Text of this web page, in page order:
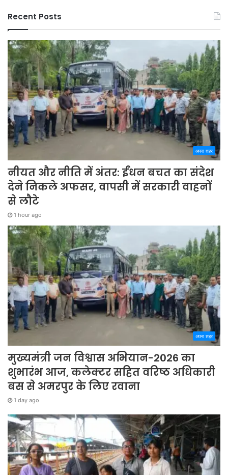
Recent Posts
अपना शहर
नीयत और नीति में अंतर: ईंधन बचत का संदेश
देने निकले अफसर, वापसी में सरकारी वाहनों
से लौटे
1 hour ago
अपना शहर
मुख्यमंत्री जन विश्वास अभियान-2026 का
शुभारंभ आज, कलेक्टर सहित वरिष्ठ अधिकारी
बस से अमरपुर के लिए रवाना
1 day ago